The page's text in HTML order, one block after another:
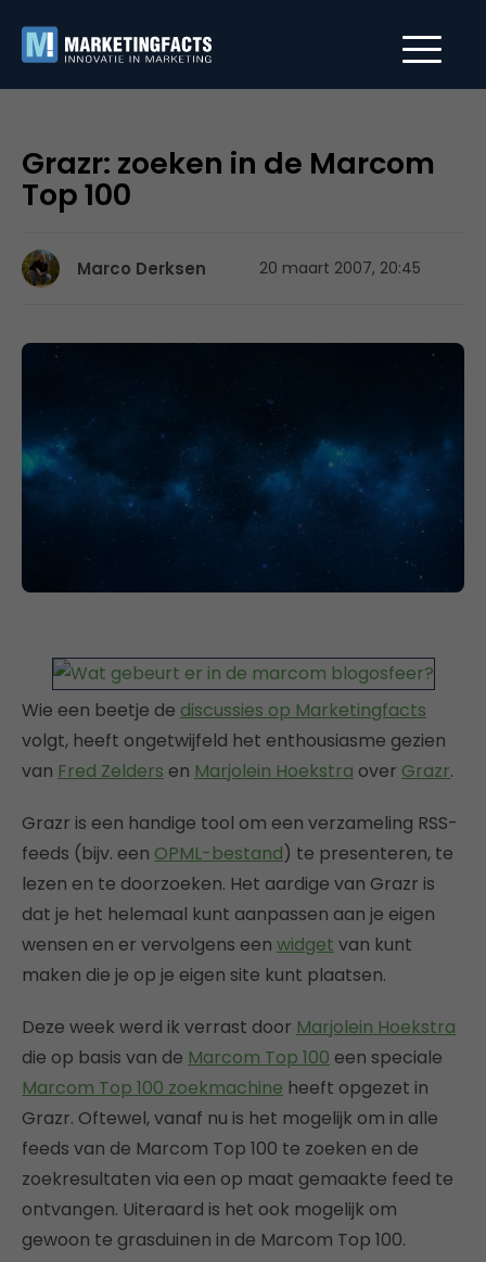
Grazr: zoeken in de Marcom
Top 100
Marco Derksen 20 maart 2007, 20:45
Wie een beetje de discussies op Marketingfacts
volgt, heeft ongetwijfeld het enthousiasme gezien
van Fred Zelders en Marjolein Hoekstra over Grazr.
Grazr is een handige tool om een verzameling RSS-
feeds (bijv. een OPML-bestand) te presenteren, te
lezen en te doorzoeken. Het aardige van Grazr is
dat je het helemaal kunt aanpassen aan je eigen
wensen en er vervolgens een widget van kunt
maken die je op je eigen site kunt plaatsen.
Deze week werd ik verrast door Marjolein Hoekstra
die op basis van de Marcom Top 100 een speciale
Marcom Top 100 zoekmachine heeft opgezet in
Grazr. Oftewel, vanaf nu is het mogelijk om in alle
feeds van de Marcom Top 100 te zoeken en de
zoekresultaten via een op maat gemaakte feed te
ontvangen. Uiteraard is het ook mogelijk om
gewoon te grasduinen in de Marcom Top 100.